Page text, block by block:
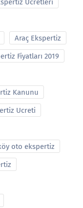
Ucretleri
Araç Ekspertiz
Fiyatları 2019
Kanunu
Ucreti
oto ekspertiz